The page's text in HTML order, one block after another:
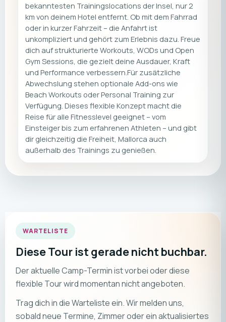
bekanntesten Trainingslocations der Insel, nur 2
km von deinem Hotel entfernt. Ob mit dem Fahrrad
oder in kurzer Fahrzeit – die Anfahrt ist
unkompliziert und gehört zum Erlebnis dazu. Freue
dich auf strukturierte Workouts, WODs und Open
Gym Sessions, die gezielt deine Ausdauer, Kraft
und Performance verbessern.Für zusätzliche
Abwechslung stehen optionale Add-ons wie
Beach Workouts oder Personal Training zur
Verfügung. Dieses flexible Konzept macht die
Reise für alle Fitnesslevel geeignet – vom
Einsteiger bis zum erfahrenen Athleten – und gibt
dir gleichzeitig die Freiheit, Mallorca auch
außerhalb des Trainings zu genießen.
WARTELISTE
Diese Tour ist gerade nicht buchbar.
Der aktuelle Camp-Termin ist vorbei oder diese
flexible Tour wird momentan nicht angeboten.
Trag dich in die Warteliste ein. Wir melden uns,
sobald neue Termine, Zimmer oder ein aktualisiertes